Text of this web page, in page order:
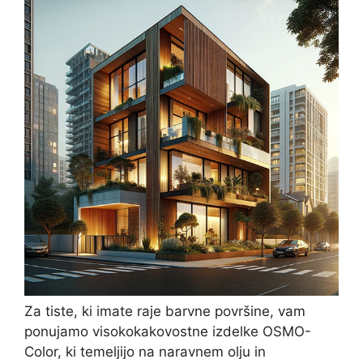
Za tiste, ki imate raje barvne površine, vam
ponujamo visokokakovostne izdelke OSMO-
Color, ki temeljijo na naravnem olju in